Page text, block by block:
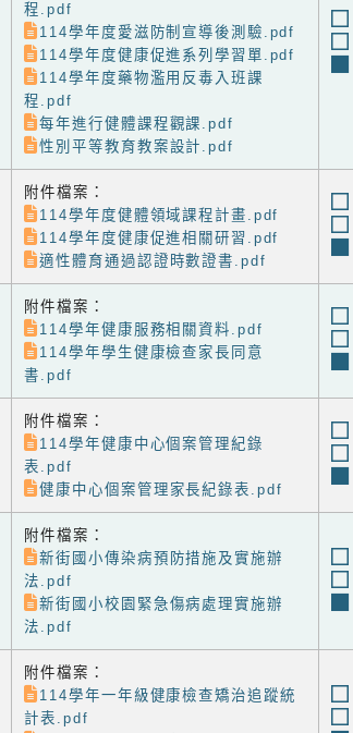
程.pdf
114學年度愛滋防制宣導後測驗.pdf
114學年度健康促進系列學習單.pdf
114學年度藥物濫用反毒入班課
程.pdf
每年進行健體課程觀課.pdf
性別平等教育教案設計.pdf
附件檔案：
114學年度健體領域課程計畫.pdf
114學年度健康促進相關研習.pdf
適性體育通過認證時數證書.pdf
附件檔案：
114學年健康服務相關資料.pdf
114學年學生健康檢查家長同意
書.pdf
附件檔案：
114學年健康中心個案管理紀錄
表.pdf
健康中心個案管理家長紀錄表.pdf
附件檔案：
新街國小傳染病預防措施及實施辦
法.pdf
新街國小校園緊急傷病處理實施辦
法.pdf
附件檔案：
114學年一年級健康檢查矯治追蹤統
計表.pdf